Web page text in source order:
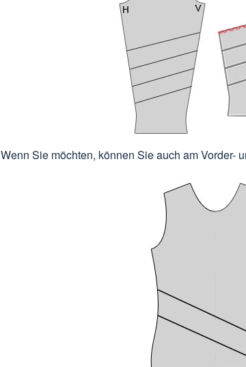
Wenn Sie möchten, können Sie auch am Vorder-